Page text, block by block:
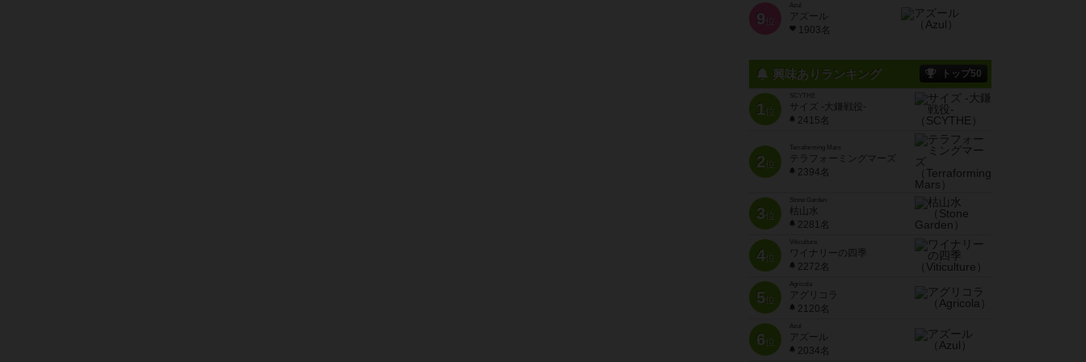
9位
Azul
アズール
1903名
興味ありランキング トップ50
1位
SCYTHE
サイズ -大鎌戦役-
2415名
2位
Terraforming Mars
テラフォーミングマーズ
2394名
3位
Stone Garden
枯山水
2281名
4位
Viticulture
ワイナリーの四季
2272名
5位
Agricola
アグリコラ
2120名
6位
Azul
アズール
2034名